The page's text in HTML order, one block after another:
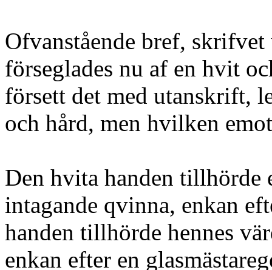
Ofvanstående bref,
förseglades nu af en hvit
försett det med utanskrift,
och hård, men hvilken
Den hvita handen tillhörde
intagande qvinna, enkan
handen tillhörde hennes
enkan efter en